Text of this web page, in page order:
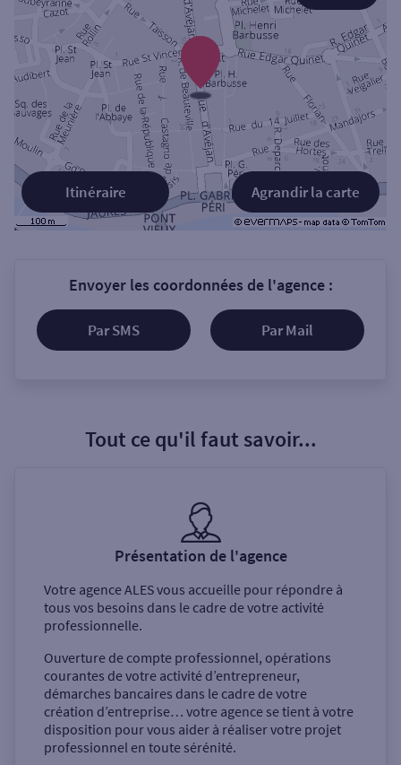
Agrandir la carte
Itinéraire
Envoyer les coordonnées de l'agence :
Par SMS Par Mail
Tout ce qu'il faut savoir...
Présentation de l'agence
Votre agenceALESvous accueille pour répondre à
tous vos besoins dans le cadre de votre activité
professionnelle.
Ouverture de compte professionnel, opérations
courantes de votre activité d’entrepreneur,
démarches bancaires dans le cadre de votre
création d’entreprise… votre agence se tient à votre
disposition pour vous aider à réaliser votre projet
professionnel en toute sérénité.